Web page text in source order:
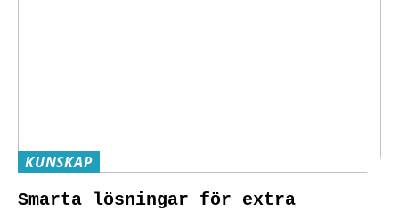
KUNSKAP
Smarta lösningar för extra